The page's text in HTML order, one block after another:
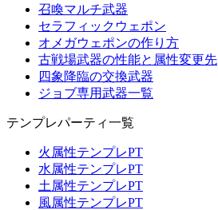
召喚マルチ武器
セラフィックウェポン
オメガウェポンの作り方
古戦場武器の性能と属性変更先
四象降臨の交換武器
ジョブ専用武器一覧
テンプレパーティ一覧
火属性テンプレPT
水属性テンプレPT
土属性テンプレPT
風属性テンプレPT